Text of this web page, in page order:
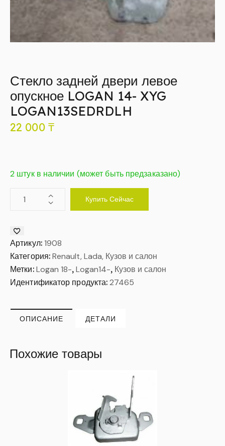
Стекло задней двери левое
опускное LOGAN 14- XYG
LOGAN13SEDRDLH
22 000 ₸
2 штук в наличии (может быть предзаказано)
Купить Сейчас
Артикул: 1908
Категория:Renault, Lada, Кузов и салон
Метки: Logan 18-, Logan14-, Кузов и салон
Идентификатор продукта:27465
ОПИСАНИЕ ДЕТАЛИ
Похожие товары